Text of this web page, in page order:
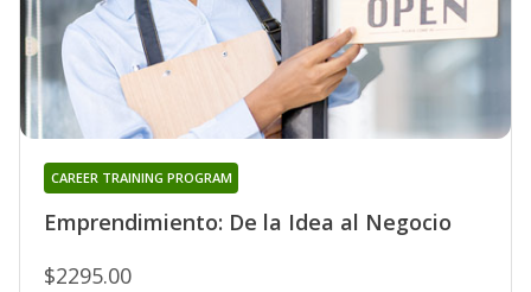
Emprendimiento: De la Idea al Negocio
CAREER TRAINING PROGRAM
$2295.00